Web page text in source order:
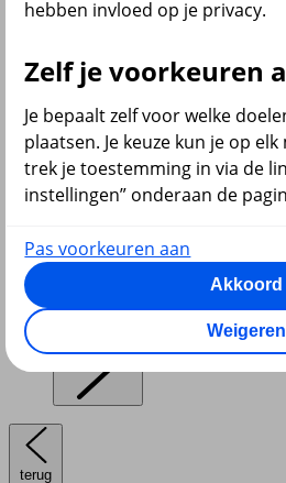
Sparen
Pensioen en lijfrente
terug
hebben invloed op je privacy.
Zelf je voorkeuren
Je bepaalt zelf voor welke
plaatsen. Je keuze kun je op
trek je toestemming in via de
instellingen” onderaan de
Pas voorkeuren aan
Akkoord
Weigeren